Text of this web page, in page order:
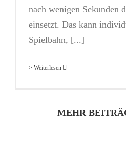
nach wenigen Sekunden
einsetzt. Das kann
Spielbahn, [...]
> Weiterlesen
MEHR